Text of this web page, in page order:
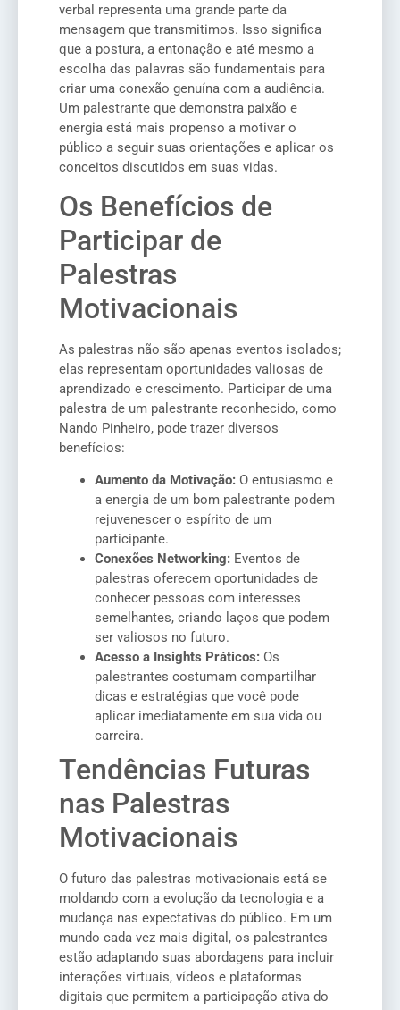
verbal representa uma grande parte da
mensagem que transmitimos. Isso significa
que a postura, a entonação e até mesmo a
escolha das palavras são fundamentais para
criar uma conexão genuína com a audiência.
Um palestrante que demonstra paixão e
energia está mais propenso a motivar o
público a seguir suas orientações e aplicar os
conceitos discutidos em suas vidas.
Os Benefícios de
Participar de
Palestras
Motivacionais
As palestras não são apenas eventos isolados;
elas representam oportunidades valiosas de
aprendizado e crescimento. Participar de uma
palestra de um palestrante reconhecido, como
Nando Pinheiro, pode trazer diversos
benefícios:
Aumento da Motivação: O entusiasmo e
a energia de um bom palestrante podem
rejuvenescer o espírito de um
participante.
Conexões Networking: Eventos de
palestras oferecem oportunidades de
conhecer pessoas com interesses
semelhantes, criando laços que podem
ser valiosos no futuro.
Acesso a Insights Práticos: Os
palestrantes costumam compartilhar
dicas e estratégias que você pode
aplicar imediatamente em sua vida ou
carreira.
Tendências Futuras
nas Palestras
Motivacionais
O futuro das palestras motivacionais está se
moldando com a evolução da tecnologia e a
mudança nas expectativas do público. Em um
mundo cada vez mais digital, os palestrantes
estão adaptando suas abordagens para incluir
interações virtuais, vídeos e plataformas
digitais que permitem a participação ativa do